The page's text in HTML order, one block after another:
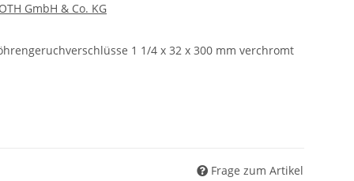
GmbH & Co. KG
1 1/4 x 32 x 300 mm verchromt
Frage zum Artikel